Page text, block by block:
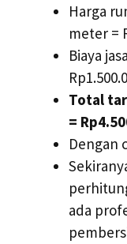
Harga
meter =
Biaya
Total
=
Dengan
ada